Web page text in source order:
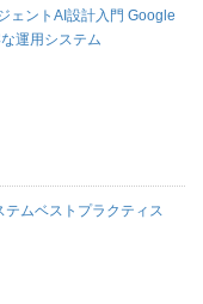
ェントAI設計入門 Google
運用システム
ムベストプラクティス